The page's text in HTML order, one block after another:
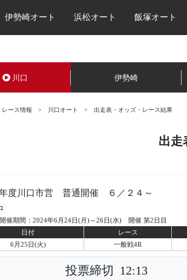
伊勢崎オート 浜松オート 飯塚オート
川口 伊勢崎
レース情報 川口オート 出走表・オッズ・レース結果
出走
度川口市営 普通開催 ６／２４～
開催期間：2024年6月24日(月)～26日(水) 開催 第2日目
日付
レース
6月25日(火)
一般戦4R
投票締切 12:13